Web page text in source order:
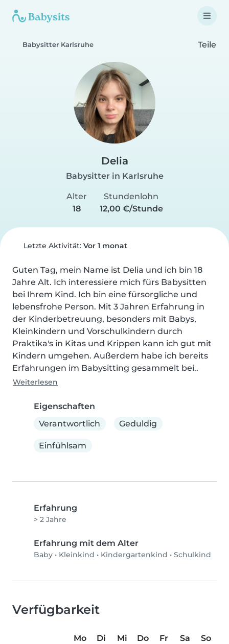
Babysitter Karlsruhe Teile
Delia
Babysitter in Karlsruhe
Alter
18
Stundenlohn
12,00 €/Stunde
Letzte Aktivität: Vor 1 monat
Guten Tag, mein Name ist Delia und ich bin 18
Jahre Alt. Ich interessiere mich fürs Babysitten
bei Ihrem Kind. Ich bin eine fürsorgliche und
lebensfrohe Person. Mit 3 Jahren Erfahrung in
der Kinderbetreuung, besonders mit Babys,
Kleinkindern und Vorschulkindern durch
Praktika's in Kitas und Krippen kann ich gut mit
Kindern umgehen. Außerdem habe ich bereits
Erfahrungen im Babysitting gesammelt bei..
Weiterlesen
Eigenschaften
Verantwortlich
Geduldig
Einfühlsam
Erfahrung
> 2 Jahre
Erfahrung mit dem Alter
Baby • Kleinkind • Kindergartenkind • Schulkind
Verfügbarkeit
Mo Di Mi Do Fr Sa
So